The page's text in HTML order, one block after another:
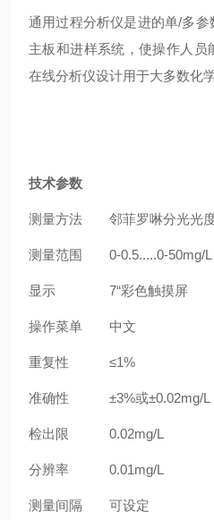
通用过程分析仪是进的单/多
主板和进样系统，使操作人员
在线分析仪设计用于大多数化
技术参数
测量方法 邻菲罗啉分光光
测量范围 0-0.5.....0-50mg/
显示 7“彩色触摸屏
操作菜单 中文
重复性 ≤1%
准确性 ±3%或±0.02mg/L
检出限 0.02mg/L
分辨率 0.01mg/L
测量间隔 可设定